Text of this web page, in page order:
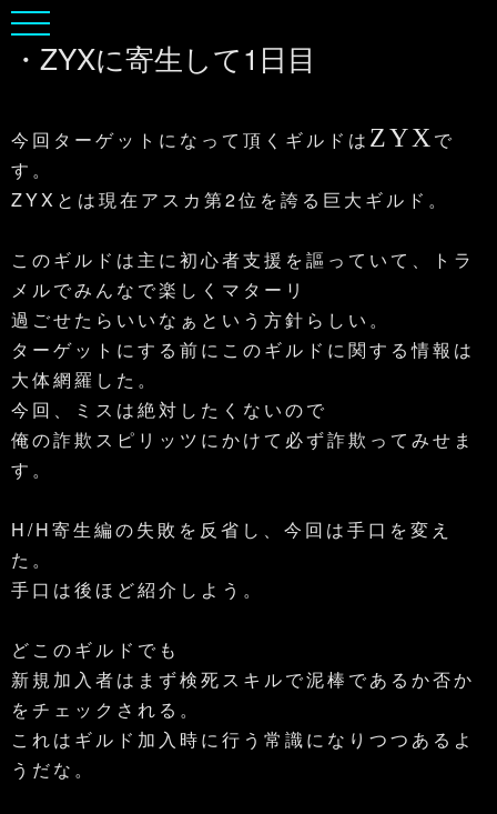
・ZYXに寄生して1日目
今回ターゲットになって頂くギルドは ZYX で
す。
ZYXとは現在アスカ第2位を誇る巨大ギルド。
このギルドは主に初心者支援を謳っていて、トラ
メルでみんなで楽しくマターリ
過ごせたらいいなぁという方針らしい。
ターゲットにする前にこのギルドに関する情報は
大体網羅した。
今回、ミスは絶対したくないので
俺の詐欺スピリッツにかけて必ず詐欺ってみせま
す。
H/H寄生編の失敗を反省し、今回は手口を変え
た。
手口は後ほど紹介しよう。
どこのギルドでも
新規加入者はまず検死スキルで泥棒であるか否か
をチェックされる。
これはギルド加入時に行う常識になりつつあるよ
うだな。